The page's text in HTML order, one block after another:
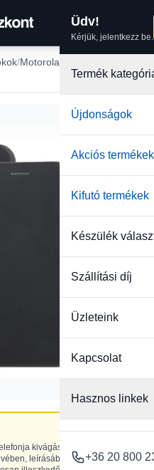
Üdv!
Kérjük, jelentkezz be.
Termék
Újdonságok
Akciós termékek
Kifutó termékek
Készülék
Szállítási díj
Üzleteink
Kapcsolat
Hasznos linkek
+36 20 800
Motorola tokok
kivágásaival, NE
leírásában szereplő